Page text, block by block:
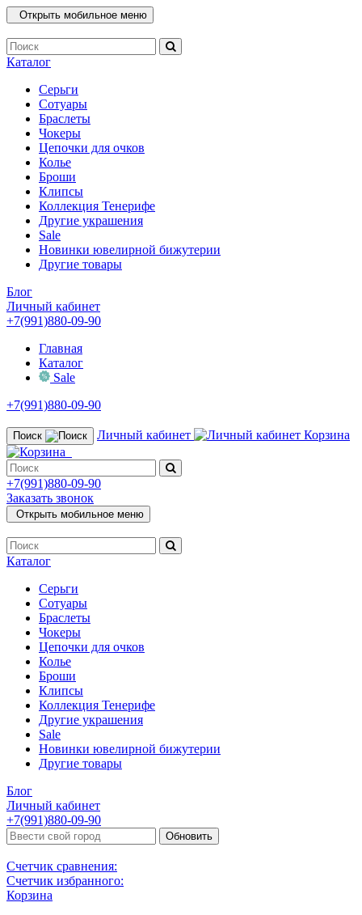
Открыть мобильное меню
Каталог
Серьги
Сотуары
Браслеты
Чокеры
Цепочки для очков
Колье
Броши
Клипсы
Коллекция Тенерифе
Другие украшения
Sale
Новинки ювелирной бижутерии
Другие товары
Блог
Личный кабинет
+7(991)880-09-90
Главная
Каталог
Sale
+7(991)880-09-90
Поиск Личный кабинет Корзина
+7(991)880-09-90
Заказать звонок
Открыть мобильное меню
Каталог
Серьги
Сотуары
Браслеты
Чокеры
Цепочки для очков
Колье
Броши
Клипсы
Коллекция Тенерифе
Другие украшения
Sale
Новинки ювелирной бижутерии
Другие товары
Блог
Личный кабинет
+7(991)880-09-90
Обновить
Счетчик сравнения:
Счетчик избранного:
Корзина